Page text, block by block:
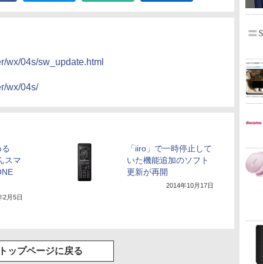
wx/04s/sw_update.html
wx/04s/
スマ
2月5日
「iiro」で一時停止して
いた機能追加のソフト
更新が再開
2014年10月17日
ップページに戻る